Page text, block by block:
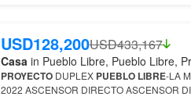
USD128,200USD433,167
Casain Pueblo Libre, Pueblo Libre,
PROYECTODUPLEX PUEBLO LIBRE-LA
2022 ASCENSOR DIRECTO ASCENSOR